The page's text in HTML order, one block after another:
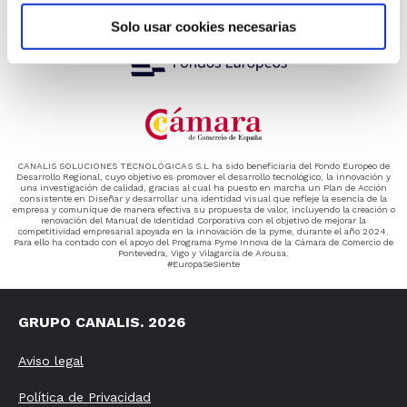
Solo usar cookies necesarias
CANALIS SOLUCIONES TECNOLÓGICAS S.L ha sido beneficiaria del Fondo Europeo de
Desarrollo Regional, cuyo objetivo es promover el desarrollo tecnológico, la innovación y
una investigación de calidad, gracias al cual ha puesto en marcha un Plan de Acción
consistente en Diseñar y desarrollar una identidad visual que refleje la esencia de la
empresa y comunique de manera efectiva su propuesta de valor, incluyendo la creación o
renovación del Manual de Identidad Corporativa con el objetivo de mejorar la
competitividad empresarial apoyada en la innovación de la pyme, durante el año 2024.
Para ello ha contado con el apoyo del Programa Pyme Innova de la Cámara de Comercio de
Pontevedra, Vigo y Vilagarcía de Arousa.
#EuropaSeSiente
GRUPO CANALIS. 2026
Aviso legal
Política de Privacidad